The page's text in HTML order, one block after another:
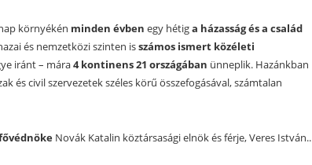
környékén minden évben egy hétiga házasság és a család
és nemzetközi szinten isszámos ismert közéleti
iránt – mára4 kontinens 21 országában ünneplik. Hazánkban
és civil szervezetek széles körű összefogásával, számtalan
Novák Katalin köztársasági elnök és férje, Veres István..